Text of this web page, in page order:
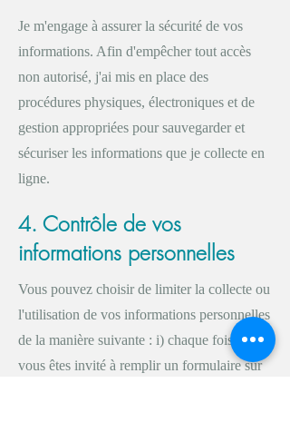
Je m'engage à assurer la sécurité de vos
informations. Afin d'empêcher tout accès
non autorisé, j'ai mis en place des
procédures physiques, électroniques et de
gestion appropriées pour sauvegarder et
sécuriser les informations que je collecte en
ligne.
4. Contrôle de vos
informations personnelles
Vous pouvez choisir de limiter la collecte ou
l'utilisation de vos informations personnelles
de la manière suivante : i) chaque fois que
vous êtes invité à remplir un formulaire sur